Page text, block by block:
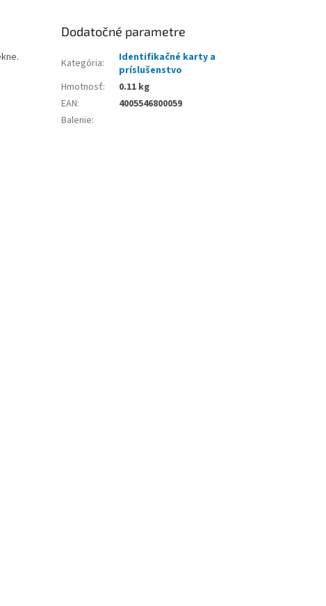
Dodatočné parametre
Kategória:
Identifikačné karty a
príslušenstvo
Hmotnosť:
0.11 kg
EAN:
4005546800059
Balenie: